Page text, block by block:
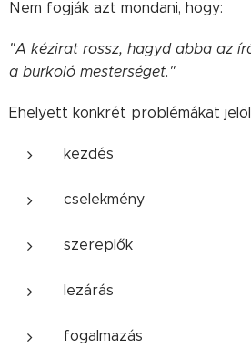
Nem fogják azt mondani, hogy:
"A kézirat rossz, hagyd abba az
a burkoló mesterséget."
Ehelyett konkrét problémákat
kezdés
cselekmény
szereplők
lezárás
fogalmazás